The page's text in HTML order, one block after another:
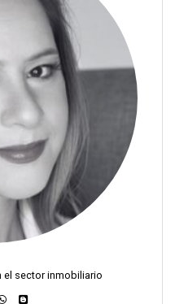
el sector inmobiliario